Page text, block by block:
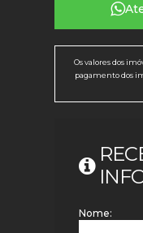
Os valores dos
pagamento dos
Nome: